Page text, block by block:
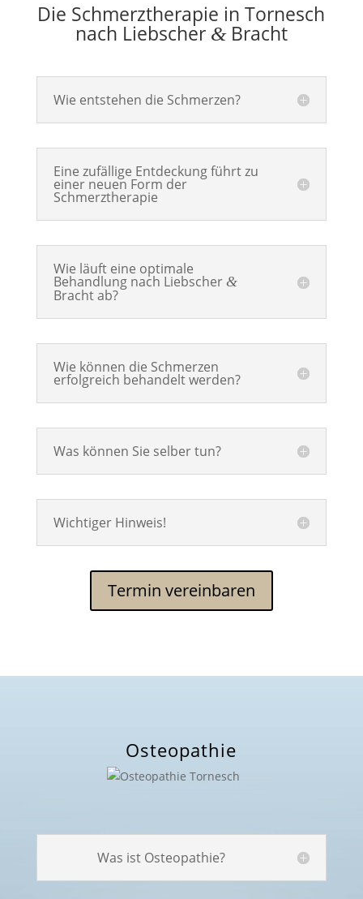
Die Schmerztherapie in Tornesch
nach Liebscher &Bracht
Wie entstehen die Schmerzen?
Eine zufällige Entdeckung führt zu
einer neuen Form der
Schmerztherapie
Wie läuft eine optimale
Behandlung nach Liebscher &
Bracht ab?
Wie können die Schmerzen
erfolgreich behandelt werden?
Was können Sie selber tun?
Wichtiger Hinweis!
Ter­min vereinbaren
Osteopathie
Was ist Osteopathie?